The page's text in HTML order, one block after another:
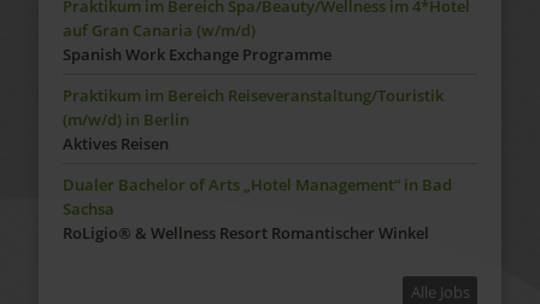
Praktikum im Bereich Spa/Beauty/Wellness im 4*Hotel
auf Gran Canaria (w/m/d)
Spanish Work Exchange Programme
Praktikum im Bereich Reiseveranstaltung/Touristik
(m/w/d) in Berlin
Aktives Reisen
Dualer Bachelor of Arts „Hotel Management“ in Bad
Sachsa
RoLigio® & Wellness Resort Romantischer Winkel
Alle Jobs